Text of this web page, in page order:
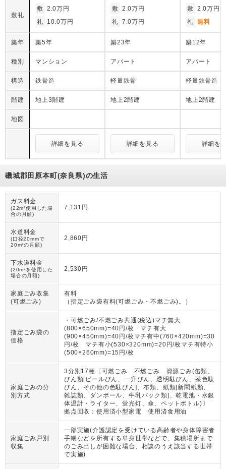
敷礼
敷 2.0万円
礼
10.0万円
敷 2.0万円
礼 7.0万円
敷 2.0万円
礼 無料
築年 築5年 築23年 築12年
種別 マンション アパート アパート
構造 鉄骨造 軽量鉄骨 軽量鉄骨造
階建 地上3階建 地上2階建 地上2階建
地図
詳細を見る 詳細を見る 詳細を
磯城郡田原本町(奈良県)の生活
ガス料金
(22m³使用した場
合の月額)
7,131円
水道料金
(口径20mmで
20m³の月額)
2,860円
下水道料金
(20m³を使用した
場合の月額)
2,530円
家庭ごみ収集
(可燃ごみ)
有料
（ 指定ごみ袋有料(可燃ごみ・不燃ごみ)。 ）
指定ごみ袋の
価格
・可燃ごみ/不燃ごみ共通(税込)マチ無大
(800×650mm)=40円/枚 マチ有大
(900×450mm)=40円/枚マチ有中(760×420mm)=30
円/枚 マチ有小(530×320mm)=20円/枚マチ有特小
(500×260mm)=15円/枚
家庭ごみの分
別方式
3分別17種〔可燃ごみ 不燃ごみ 資源ごみ(缶類、
びん類[ビールびん、一升びん、透明駄びん、茶色駄
びん、その他の色駄びん]、布類、紙類[新聞紙類、
雑誌類、ダンボール、牛乳パック類]、乾電池・水銀
体温計・ライター、蛍光灯、傘、ペットボトル)〕
拠点回収：使用済小型家電 使用済食用油
家庭ごみ戸別
収集
一部実施(介護認定を受けている高齢者や身体障害者
手帳などを所有する単身世帯などで、集積場所まで
のごみ出しが困難な場合、相談のうえ該当する世帯
で実施)